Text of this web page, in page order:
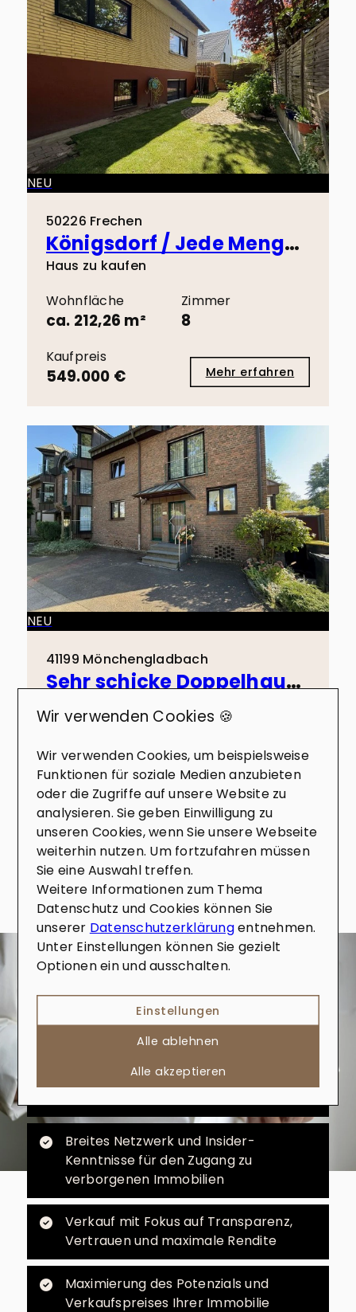
NEU
50226 Frechen
Königsdorf / Jede Menge Platz, Mehrgenerationenhaus, wohnen und arbeiten!
Haus zu kaufen
Wohnfläche
ca. 212,26 m²
Zimmer
8
Kaufpreis
549.000 € Mehr erfahren
NEU
41199 Mönchengladbach
Sehr schicke Doppelhaushälfte in Toplage von Odenkirchen!
ca. 155 m² 5
Kaufpreis
499.000 € Mehr erfahren
KONTAKT
Wie dürfen wir Sie unterstützen?
rund um den Kauf, Verkauf und Bewertung von
Immobilien. Sprechen Sie uns einfach an, wir
freuen uns darauf, Sie kennenzulernen.
Erfahrenes Team, das genau zuhört
Breites Netzwerk und Insider-
Kenntnisse für den Zugang zu
verborgenen Immobilien
Verkauf mit Fokus auf Transparenz,
Vertrauen und maximale Rendite
Maximierung des Potenzials und
Verkaufspreises Ihrer Immobilie
Wir verwenden Cookies 🍪
Wir verwenden Cookies, um beispielsweise
Funktionen für soziale Medien anzubieten
oder die Zugriffe auf unsere Website zu
analysieren. Sie geben Einwilligung zu
unseren Cookies, wenn Sie unsere Webseite
weiterhin nutzen. Um fortzufahren müssen
Sie eine Auswahl treffen.
Weitere Informationen zum Thema
Datenschutz und Cookies können Sie
unserer Datenschutzerklärungentnehmen.
Unter Einstellungen können Sie gezielt
Optionen ein und ausschalten.
Einstellungen
Alle ablehnen
Alle akzeptieren